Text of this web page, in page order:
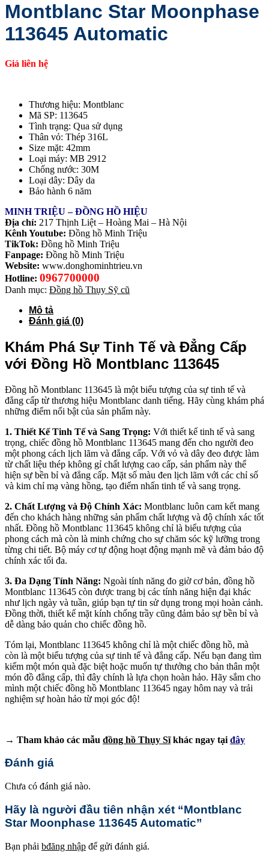
Montblanc Star Moonphase
113645 Automatic
Giá liên hệ
Thương hiệu: Montblanc
Mã SP: 113645
Tình trạng: Qua sử dụng
Thân vỏ: Thép 316L
Size mặt: 42mm
Loại máy: MB 2912
Chống nước: 30M
Loại dây: Dây da
Bảo hành 6 năm
MINH TRIỆU – ĐỒNG HỒ HIỆU
Địa chỉ: 217 Thịnh Liệt – Hoàng Mai – Hà Nội
Kênh Youtube: Đồng hồ Minh Triệu
TikTok: Đồng hồ Minh Triệu
Fanpage: Đồng hồ Minh Triệu
Website: www.donghominhtrieu.vn
Hotline: 0967700000
Danh mục: Đồng hồ Thụy Sỹ cũ
Mô tả
Đánh giá (0)
Khám Phá Sự Tinh Tế và Đẳng Cấp
với Đồng Hồ Montblanc 113645
Đồng hồ Montblanc 113645 là một biểu tượng của sự tinh tế và
đẳng cấp từ thương hiệu Montblanc danh tiếng. Hãy cùng khám phá
những điểm nổi bật của sản phẩm này.
1. Thiết Kế Tinh Tế và Sang Trọng: Với thiết kế tinh tế và sang
trọng, chiếc đồng hồ Montblanc 113645 mang đến cho người đeo
một phong cách lịch lãm và đẳng cấp. Với vỏ và dây đeo được làm
từ chất liệu thép không gỉ chất lượng cao cấp, sản phẩm này thể
hiện sự bền bỉ và đẳng cấp. Mặt số màu đen lịch lãm với các chỉ số
và kim chỉ mạ vàng hồng, tạo điểm nhấn tinh tế và sang trọng.
2. Chất Lượng và Độ Chính Xác: Montblanc luôn cam kết mang
đến cho khách hàng những sản phẩm chất lượng và độ chính xác tốt
nhất. Đồng hồ Montblanc 113645 không chỉ là biểu tượng của
phong cách mà còn là minh chứng cho sự chăm sóc kỹ lưỡng trong
từng chi tiết. Bộ máy cơ tự động hoạt động mạnh mẽ và đảm bảo độ
chính xác tối đa.
3. Đa Dạng Tính Năng: Ngoài tính năng đo giờ cơ bản, đồng hồ
Montblanc 113645 còn được trang bị các tính năng hiện đại khác
như lịch ngày và tuần, giúp bạn tự tin sử dụng trong mọi hoàn cảnh.
Đồng thời, thiết kế mặt kính chống trầy cũng đảm bảo sự bền bỉ và
dễ dàng bảo quản cho chiếc đồng hồ.
Tóm lại, Montblanc 113645 không chỉ là một chiếc đồng hồ, mà
còn là một biểu tượng của sự tinh tế và đẳng cấp. Nếu bạn đang tìm
kiếm một món quà đặc biệt hoặc muốn tự thưởng cho bản thân một
món đồ đẳng cấp, thì đây chính là lựa chọn hoàn hảo. Hãy sắm cho
mình một chiếc đồng hồ Montblanc 113645 ngay hôm nay và trải
nghiệm sự hoàn hảo từ mọi góc độ!
→ Tham khảo các mẫu đồng hồ Thụy Sĩkhác ngay tại đây
Đánh giá
Chưa có đánh giá nào.
Hãy là người đầu tiên nhận xét “Montblanc
Star Moonphase 113645 Automatic”
Bạn phải bđăng nhập để gửi đánh giá.